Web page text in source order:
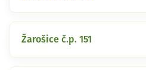
Žarošice č.p. 151